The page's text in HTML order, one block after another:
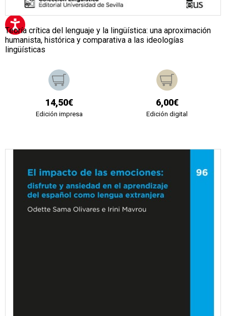
Teoría crítica del lenguaje y la lingüística: una aproximación
humanista, histórica y comparativa a las ideologías
lingüísticas
14,50€
Edición impresa
6,00€
Edición digital